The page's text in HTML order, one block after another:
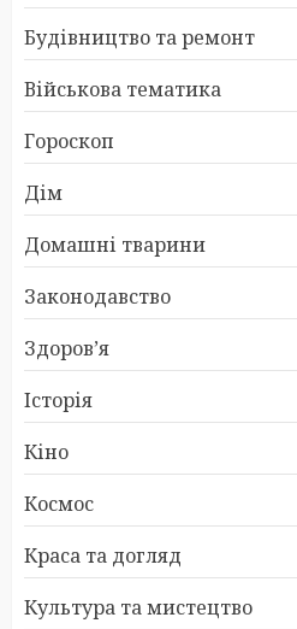
Будівництво та ремонт
Військова тематика
Гороскоп
Дім
Домашні тварини
Законодавство
Здоров’я
Історія
Кіно
Космос
Краса та догляд
Культура та мистецтво